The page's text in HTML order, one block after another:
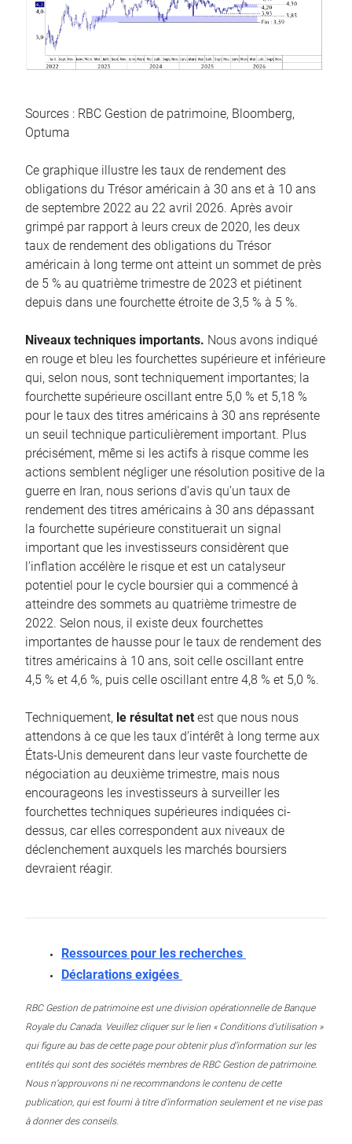
Sources : RBC Gestion de patrimoine, Bloomberg,
Optuma
Ce graphique illustre les taux de rendement des
obligations du Trésor américain à 30 ans et à 10 ans
de septembre 2022 au 22 avril 2026. Après avoir
grimpé par rapport à leurs creux de 2020, les deux
taux de rendement des obligations du Trésor
américain à long terme ont atteint un sommet de près
de 5 % au quatrième trimestre de 2023 et piétinent
depuis dans une fourchette étroite de 3,5 % à 5 %.
Niveaux techniques importants. Nous avons indiqué
en rouge et bleu les fourchettes supérieure et inférieure
qui, selon nous, sont techniquement importantes; la
fourchette supérieure oscillant entre 5,0 % et 5,18 %
pour le taux des titres américains à 30 ans représente
un seuil technique particulièrement important. Plus
précisément, même si les actifs à risque comme les
actions semblent négliger une résolution positive de la
guerre en Iran, nous serions d’avis qu’un taux de
rendement des titres américains à 30 ans dépassant
la fourchette supérieure constituerait un signal
important que les investisseurs considèrent que
l’inflation accélère le risque et est un catalyseur
potentiel pour le cycle boursier qui a commencé à
atteindre des sommets au quatrième trimestre de
2022. Selon nous, il existe deux fourchettes
importantes de hausse pour le taux de rendement des
titres américains à 10 ans, soit celle oscillant entre
4,5 % et 4,6 %, puis celle oscillant entre 4,8 % et 5,0 %.
Techniquement, le résultat net est que nous nous
attendons à ce que les taux d’intérêt à long terme aux
États-Unis demeurent dans leur vaste fourchette de
négociation au deuxième trimestre, mais nous
encourageons les investisseurs à surveiller les
fourchettes techniques supérieures indiquées ci-
dessus, car elles correspondent aux niveaux de
déclenchement auxquels les marchés boursiers
devraient réagir.
Ressources pour les recherches
Déclarations exigées
RBC Gestion de patrimoine est une division opérationnelle de Banque
Royale du Canada. Veuillez cliquer sur le lien « Conditions d’utilisation »
qui figure au bas de cette page pour obtenir plus d’information sur les
entités qui sont des sociétés membres de RBC Gestion de patrimoine.
Nous n’approuvons ni ne recommandons le contenu de cette
publication, qui est fourni à titre d’information seulement et ne vise pas
à donner des conseils.